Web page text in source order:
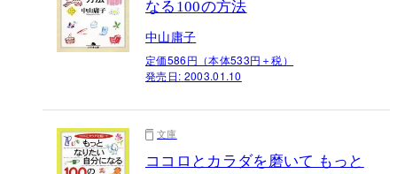
なる100の方法
中山庸子
定価586円（本体533円＋税）
発売日: 2003.01.10
文庫
ココロとカラダを磨いて もっと